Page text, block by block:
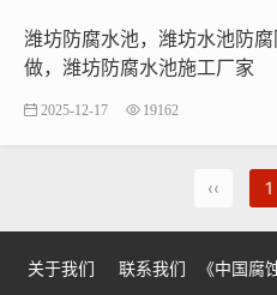
潍坊防腐水池，潍坊水池防
做，潍坊防腐水池施工厂家
2025-12-17 19162
‹‹ 1
关于我们 联系我们 《中国腐